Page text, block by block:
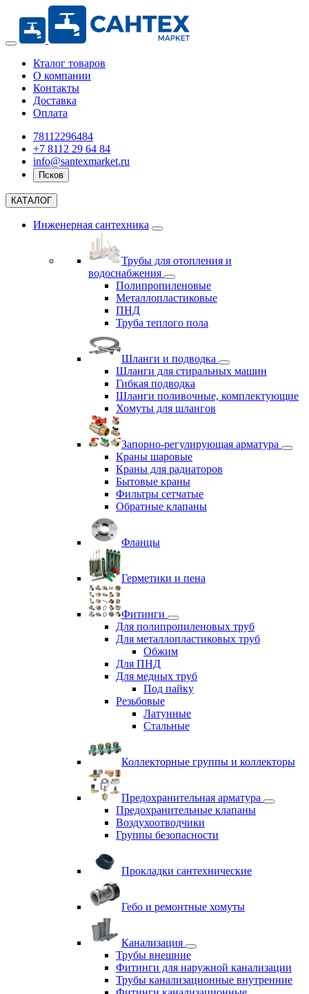
Кталог товаров
О компании
Контакты
Доставка
Оплата
78112296484
+7 8112 29 64 84
info@santexmarket.ru
Псков
КАТАЛОГ
Инженерная сантехника
Трубы для отопления и
водоснабжения
Полипропиленовые
Металлопластиковые
ПНД
Труба теплого пола
Шланги и подводка
Шланги для стиральных машин
Гибкая подводка
Шланги поливочные, комплектующие
Хомуты для шлангов
Запорно-регулирующая арматура
Краны шаровые
Краны для радиаторов
Бытовые краны
Фильтры сетчатые
Обратные клапаны
Фланцы
Герметики и пена
Фитинги
Для полипропиленовых труб
Для металлопластиковых труб
Обжим
Для ПНД
Для медных труб
Под пайку
Резьбовые
Латунные
Cтальные
Коллекторные группы и коллекторы
Предохранительная арматура
Предохранительные клапаны
Воздухоотводчики
Группы безопасности
Прокладки сантехнические
Гебо и ремонтные хомуты
Канализация
Трубы внешние
Фитинги для наружной канализации
Трубы канализационные внутренние